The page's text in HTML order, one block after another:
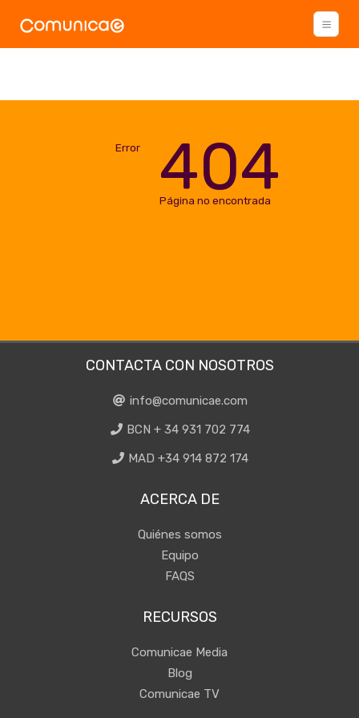
Error 404
Página no encontrada
CONTACTA CON NOSOTROS
info@comunicae.com
BCN + 34 931 702 774
MAD +34 914 872 174
ACERCA DE
Quiénes somos
Equipo
FAQS
RECURSOS
Comunicae Media
Blog
Comunicae TV